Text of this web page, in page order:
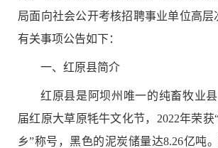
局面向社会公开考核招聘事业单位高层
有关事项公告如下：
一、 红原县简介
红原县是阿坝州唯一的纯畜牧业
届红原大草原牦牛文化节， 2022年荣获
乡”称号，黑色的泥炭储量达8.26亿吨